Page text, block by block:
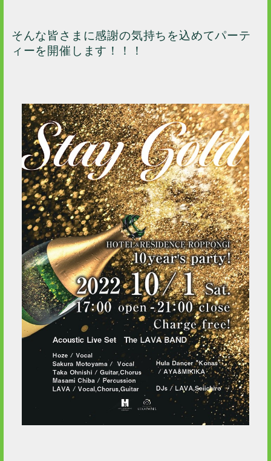
そんな皆さまに感謝の気持ちを込めてパーテ
ィーを開催します！！！